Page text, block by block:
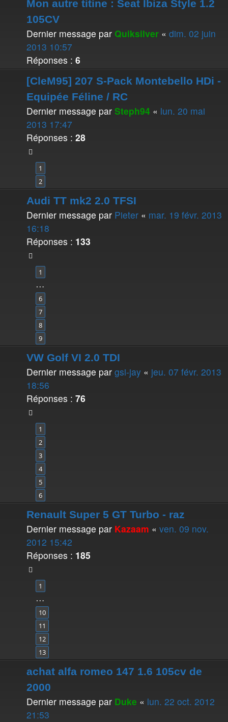
Mon autre titine : Seat Ibiza Style 1.2
105CV
Dernier message par Quiksilver « dim. 02 juin
2013 10:57
Réponses : 6
[CleM95] 207 S-Pack Montebello HDi -
Equipée Féline / RC
Dernier message par Steph94 « lun. 20 mai
2013 17:47
Réponses : 28
1
2
Audi TT mk2 2.0 TFSI
Dernier message par Pieter « mar. 19 févr. 2013
16:18
Réponses : 133
1
…
6
7
8
9
VW Golf VI 2.0 TDI
Dernier message par gsi-jay « jeu. 07 févr. 2013
18:56
Réponses : 76
1
2
3
4
5
6
Renault Super 5 GT Turbo - raz
Dernier message par Kazaam « ven. 09 nov.
2012 15:42
Réponses : 185
1
…
10
11
12
13
achat alfa romeo 147 1.6 105cv de
2000
Dernier message par Duke « lun. 22 oct. 2012
21:53